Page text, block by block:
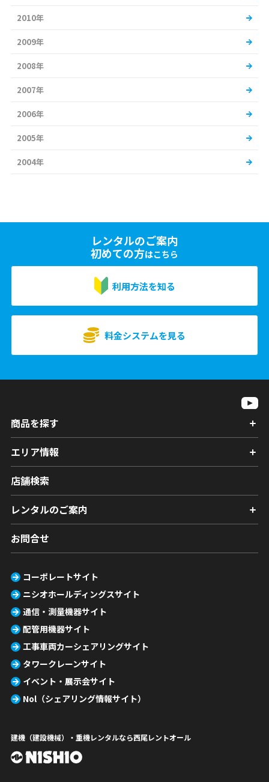
2010年
2009年
2008年
2007年
2006年
2005年
2004年
レンタルのご案内
初めての方はこちら
利用方法を知る
料金システムを見る
商品を探す
エリア情報
店舗検索
レンタルのご案内
お問合せ
コーポレートサイト
ニシオホールディングスサイト
通信・測量機器サイト
配管用機器サイト
工事車両カーシェアリングサイト
タワークレーンサイト
イベント・展示会サイト
Nol（シェアリング情報サイト）
建機（建設機械）・重機レンタルなら西尾レントオール